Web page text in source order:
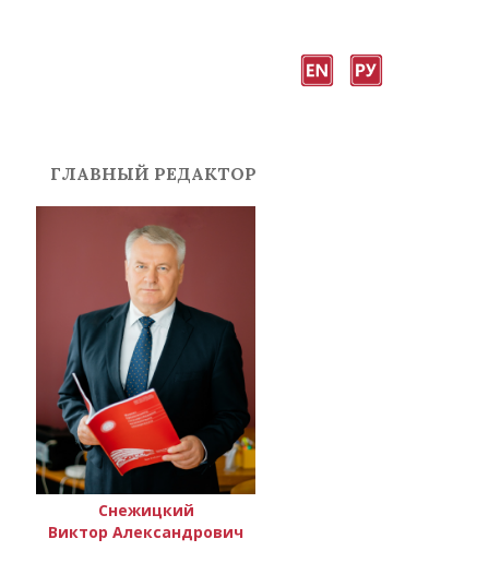
ГЛАВНЫЙ РЕДАКТОР
Снежицкий
Виктор Александрович